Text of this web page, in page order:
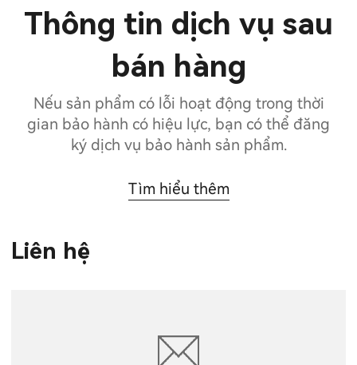
Thông tin dịch vụ sau
bán hàng
Nếu sản phẩm có lỗi hoạt động trong thời
gian bảo hành có hiệu lực, bạn có thể đăng
ký dịch vụ bảo hành sản phẩm.
Tìm hiểu thêm
Liên hệ